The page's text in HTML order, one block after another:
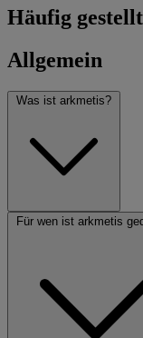
Häufig
Allgemein
Was ist arkmetis?
Für wen ist arkmetis